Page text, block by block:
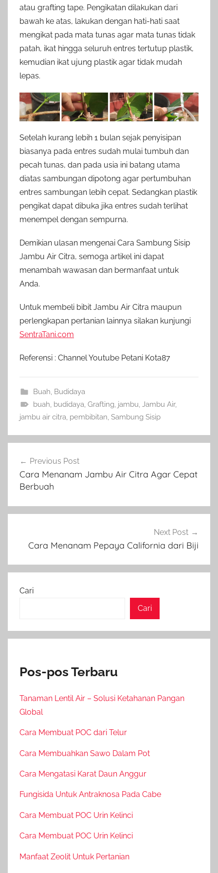
atau grafting tape. Pengikatan dilakukan dari
bawah ke atas, lakukan dengan hati-hati saat
mengikat pada mata tunas agar mata tunas tidak
patah, ikat hingga seluruh entres tertutup plastik,
kemudian ikat ujung plastik agar tidak mudah
lepas.
Setelah kurang lebih 1 bulan sejak penyisipan
biasanya pada entres sudah mulai tumbuh dan
pecah tunas, dan pada usia ini batang utama
diatas sambungan dipotong agar pertumbuhan
entres sambungan lebih cepat. Sedangkan plastik
pengikat dapat dibuka jika entres sudah terlihat
menempel dengan sempurna.
Demikian ulasan mengenai Cara Sambung Sisip
Jambu Air Citra, semoga artikel ini dapat
menambah wawasan dan bermanfaat untuk
Anda.
Untuk membeli bibit Jambu Air Citra maupun
perlengkapan pertanian lainnya silakan kunjungi
SentraTani.com
Referensi : Channel Youtube Petani Kota87
Buah, Budidaya
buah, budidaya, Grafting, jambu, Jambu Air,
jambu air citra, pembibitan, Sambung Sisip
pos
Previous Post
Cara Menanam Jambu Air Citra Agar Cepat
Berbuah
Next Post
Cara Menanam Pepaya California dari Biji
Cari
Cari
Pos-pos Terbaru
Tanaman Lentil Air – Solusi Ketahanan Pangan
Global
Cara Membuat POC dari Telur
Cara Membuahkan Sawo Dalam Pot
Cara Mengatasi Karat Daun Anggur
Fungisida Untuk Antraknosa Pada Cabe
Cara Membuat POC Urin Kelinci
Cara Membuat POC Urin Kelinci
Manfaat Zeolit Untuk Pertanian